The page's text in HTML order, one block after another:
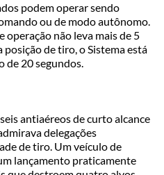
podem operar sendo
ou de modo autônomo.
não leva mais de 5
de tiro, o Sistema está
de 20 segundos.
antiaéreos de curto alcance
delegações
de tiro. Um veículo de
lançamento praticamente